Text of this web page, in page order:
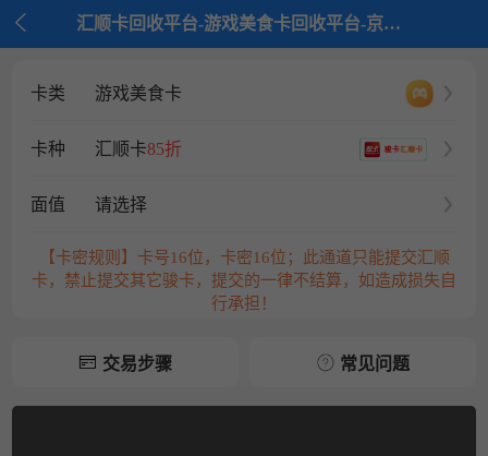
 汇顺卡回收平台-游戏美食卡回收平台-京大大回收
卡类 游戏美食卡
卡种 汇顺卡85折
面值 请选择
【卡密规则】卡号16位，卡密16位；此通道只能提交汇顺
卡，禁止提交其它骏卡，提交的一律不结算，如造成损失自
行承担！
交易步骤 常见问题